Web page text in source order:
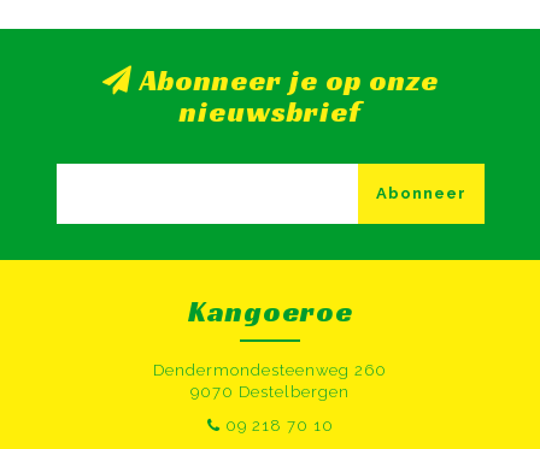
Abonneer je op onze
nieuwsbrief
Abonneer
Kangoeroe
Dendermondesteenweg 260
9070 Destelbergen
09 218 70 10